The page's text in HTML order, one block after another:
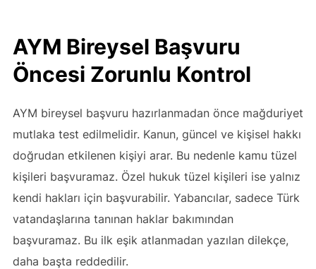
AYM Bireysel Başvuru
Öncesi Zorunlu Kontrol
AYM bireysel başvuru hazırlanmadan önce mağduriyet
mutlaka test edilmelidir. Kanun, güncel ve kişisel hakkı
doğrudan etkilenen kişiyi arar. Bu nedenle kamu tüzel
kişileri başvuramaz. Özel hukuk tüzel kişileri ise yalnız
kendi hakları için başvurabilir. Yabancılar, sadece Türk
vatandaşlarına tanınan haklar bakımından
başvuramaz. Bu ilk eşik atlanmadan yazılan dilekçe,
daha başta reddedilir.